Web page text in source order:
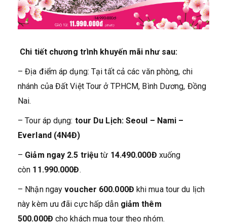
Chi tiết chương trình khuyến mãi như sau:
– Địa điểm áp dụng: Tại tất cả các văn phòng, chi
nhánh của Đất Việt Tour ở TP.HCM, Bình Dương, Đồng
Nai.
– Tour áp dụng: tour Du Lịch: Seoul – Nami –
Everland (4N4Đ)
– Giảm ngay 2.5 triệu từ 14.490.000Đ xuống
còn 11.990.000Đ.
– Nhận ngay voucher 600.000Đ khi mua tour du lịch
này kèm ưu đãi cực hấp dẫn giảm thêm
500.000Đ cho khách mua tour theo nhóm.